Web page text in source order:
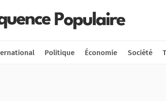
Politique Économie Société
Nous soutenir